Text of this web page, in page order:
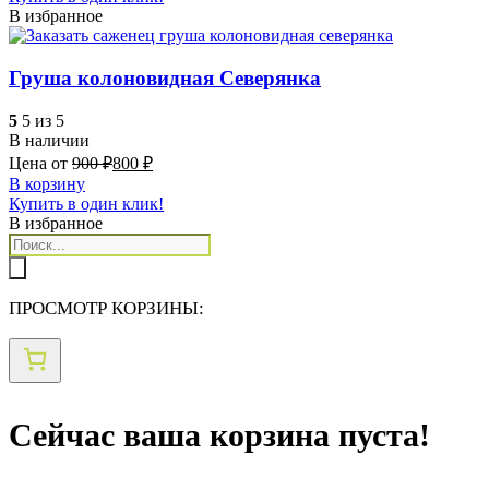
В избранное
Груша колоновидная Северянка
5 5 из 5
В наличии
Цена от 900₽800 ₽
В корзину
Купить в один клик!
В избранное
Поиск
товаров
ПРОСМОТР КОРЗИНЫ:
Сейчас ваша корзина пуста!